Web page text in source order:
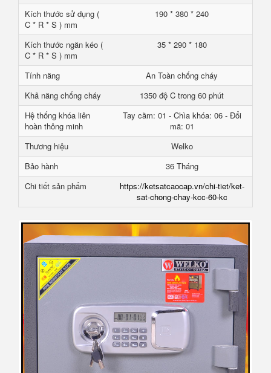
Kích thước sử dụng (
C * R * S ) mm
190 * 380 * 240
Kích thước ngăn kéo (
C * R * S ) mm
35 * 290 * 180
Tính năng
An Toàn chống cháy
Khả năng chống cháy
1350 độ C trong 60 phút
Hệ thống khóa liên
hoàn thông minh
Tay cầm: 01 - Chìa khóa: 06 - Đổi
mã: 01
Thương hiệu
Welko
Bảo hành
36 Tháng
Chi tiết sản phẩm
https://ketsatcaocap.vn/chi-tiet/ket-
sat-chong-chay-kcc-60-kc